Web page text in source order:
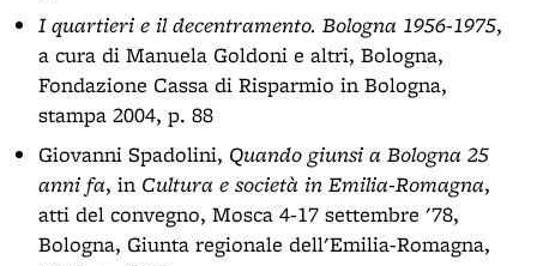
I quartieri e il decentramento. Bologna 1956-1975,
a cura di Manuela Goldoni e altri, Bologna,
Fondazione Cassa di Risparmio in Bologna,
stampa 2004, p. 88
Giovanni Spadolini, Quando giunsi a Bologna 25
anni fa, in Cultura e società in Emilia-Romagna,
atti del convegno, Mosca 4-17 settembre '78,
Bologna, Giunta regionale dell'Emilia-Romagna,